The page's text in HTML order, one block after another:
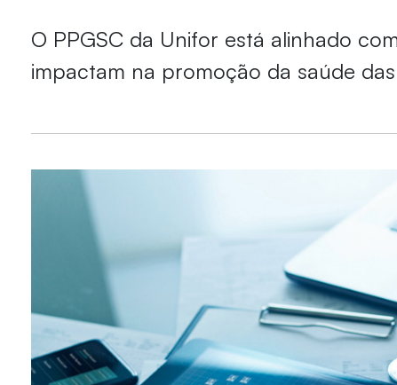
O PPGSC da Unifor está alinhado
impactam na promoção da saúde